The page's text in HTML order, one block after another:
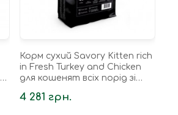
Корм сухий Savory Kitten rich
in Fresh Turkey and Chicken
для кошенят всіх порід зі
кг
4 281 грн.